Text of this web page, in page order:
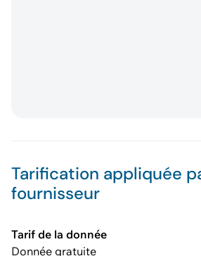
Tarification appliquée
fournisseur
Tarif de la donnée
Donnée gratuite